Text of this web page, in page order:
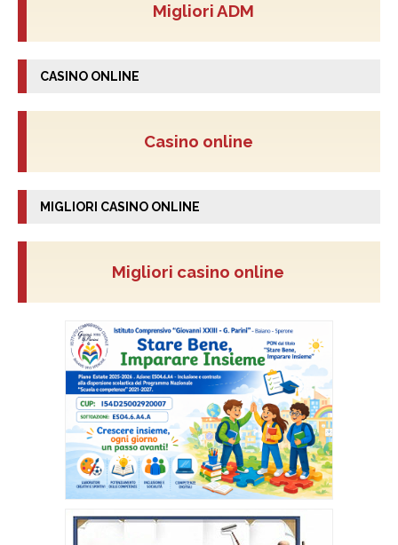
Migliori ADM
CASINO ONLINE
Casino online
MIGLIORI CASINO ONLINE
Migliori casino online